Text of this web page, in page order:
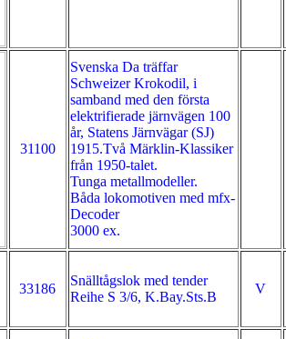
31100
Svenska Da träffar
Schweizer Krokodil, i
samband med den första
elektrifierade järnvägen 100
år, Statens Järnvägar (SJ)
1915.Två Märklin-Klassiker
från 1950-talet.
Tunga metallmodeller.
Båda lokomotiven med mfx-
Decoder
3000 ex.
33186
Snälltågslok med tender
Reihe S 3/6, K.Bay.Sts.B
V